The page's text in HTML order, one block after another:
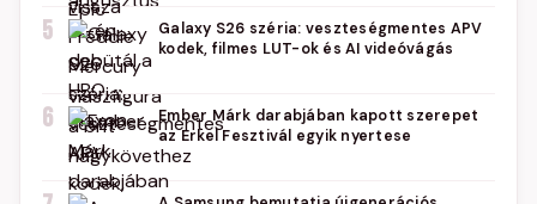
5
Galaxy S26 széria: veszteségmentes APV
kodek, filmes LUT-ok és AI videóvágás
6
Ember Márk darabjában kapott szerepet
az Erkel Fesztivál egyik nyertese